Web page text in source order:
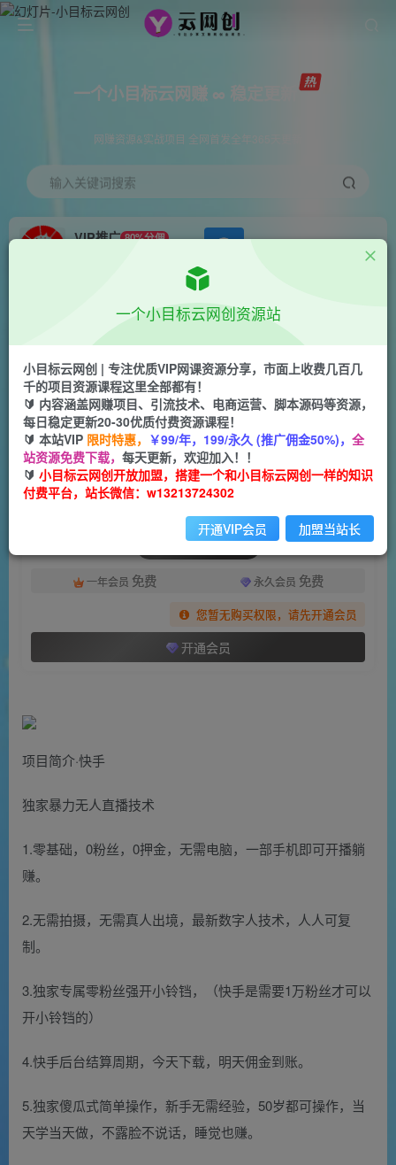
一个小目标云网赚 ∞ 稳定更新
网赚资源&实战项目 全网首发全年365天更新
输入关键词搜索
VIP推广 80%分佣
会员专属 正文
（7236期）快手游戏无人直播：一条龙的变现系
统帮你无忧躺赚 单价15元，一周赚了34万
一个小目标云网创
2年前发布
关注 私信
1838 68
此内容为付费阅读，请付费后查看
会员专属资源
一年会员 免费 永久会员 免费
您暂无购买权限，请先开通会员
开通会员
付费阅读
项目简介·快手
独家暴力无人直播技术
1.零基础，0粉丝，0押金，无需电脑，一部手机即可开播躺
赚。
2.无需拍摄，无需真人出境，最新数字人技术，人人可复
制。
3.独家专属零粉丝强开小铃铛，（快手是需要1万粉丝才可以
开小铃铛的）
4.快手后台结算周期，今天下载，明天佣金到账。
5.独家傻瓜式简单操作，新手无需经验，50岁都可操作，当
天学当天做，不露脸不说话，睡觉也赚。
一个小目标云网创资源站
小目标云网创 | 专注优质VIP网课资源分享，市面上收费几百几
千的项目资源课程这里全部都有！
🔰 内容涵盖网赚项目、引流技术、电商运营、脚本源码等资源，
每日稳定更新20-30优质付费资源课程！
🔰 本站VIP 限时特惠， ￥99/年，199/永久 (推广佣金50%)， 全
站资源免费下载， 每天更新，欢迎加入！！
🔰 小目标云网创开放加盟，搭建一个和小目标云网创一样的知识
付费平台，站长微信：w13213724302
开通VIP会员 加盟当站长